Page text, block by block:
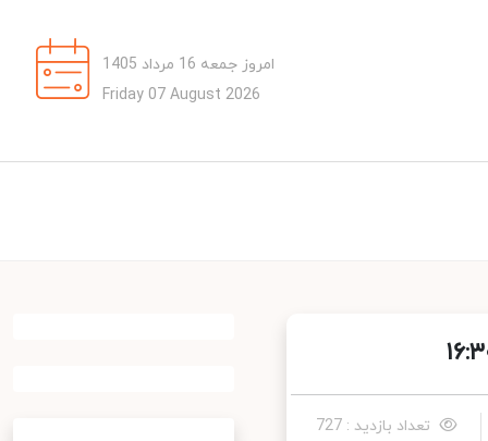
امروز جمعه 16 مرداد 1405
Friday 07 August 2026
تعداد بازدید : 727